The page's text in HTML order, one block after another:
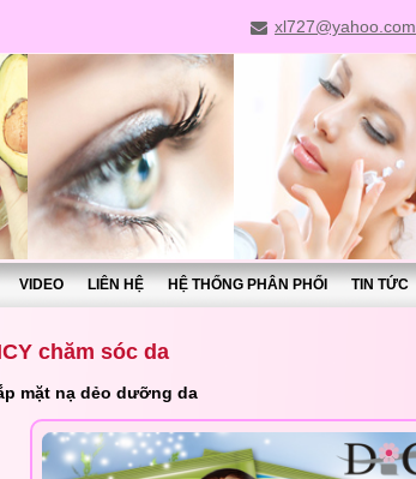
xl727@yahoo.com
VIDEO LIÊN HỆ HỆ THỐNG PHÂN PHỐI TIN TỨC
chăm sóc da
mặt nạ dẻo dưỡng da